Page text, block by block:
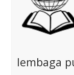
lembaga